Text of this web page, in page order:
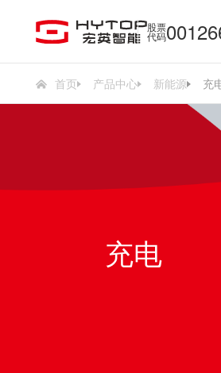
股票
代码
首页 产品中心 新能源 充
充电